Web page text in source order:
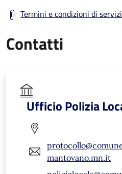
Termini e condizioni di
Contatti
Ufficio Polizia
mantovano.mn.it